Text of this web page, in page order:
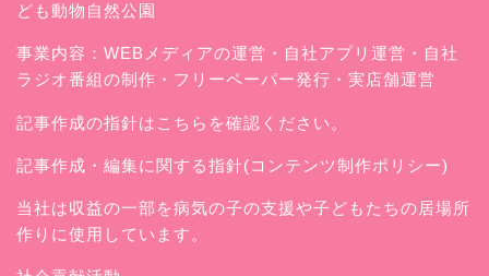
ども動物自然公園
事業内容：WEBメディアの運営・自社アプリ運営・自社
ラジオ番組の制作・フリーペーパー発行・実店舗運営
記事作成の指針はこちらを確認ください。
記事作成・編集に関する指針(コンテンツ制作ポリシー)
当社は収益の一部を病気の子の支援や子どもたちの居場所
作りに使用しています。